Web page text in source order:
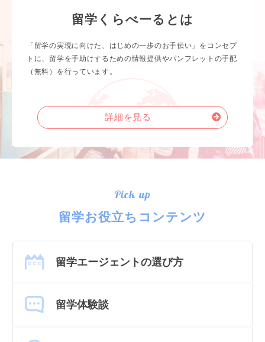
留学くらべーるとは
「留学の実現に向けた、はじめの一歩のお手伝い」をコンセプ
トに、留学を手助けするための情報提供やパンフレットの手配
（無料）を行っています。
詳細を見る
Pick up
留学お役立ちコンテンツ
留学エージェントの選び方
留学体験談